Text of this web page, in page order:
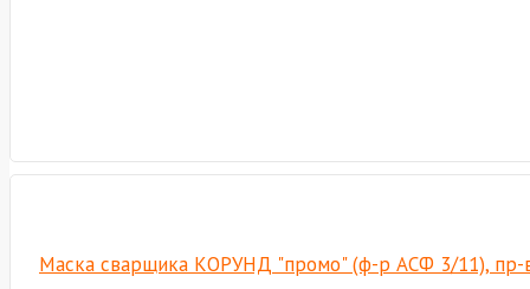
Маска сварщика КОРУНД "промо" (ф-р АСФ 3/11), пр-